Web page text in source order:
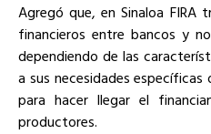
Agregó que, en Sinaloa FIRA
financieros entre bancos y
dependiendo de las
a sus necesidades
para hacer llegar el
productores.